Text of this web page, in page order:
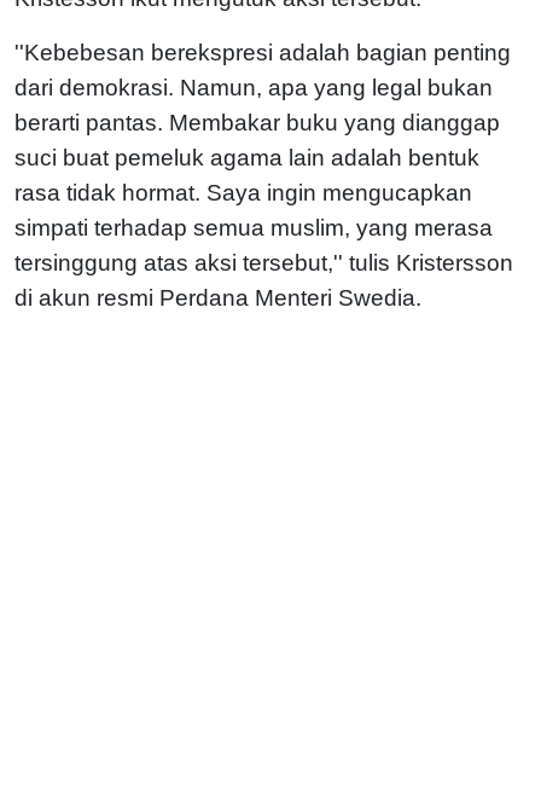
''Kebebesan berekspresi adalah bagian penting
dari demokrasi. Namun, apa yang legal bukan
berarti pantas. Membakar buku yang dianggap
suci buat pemeluk agama lain adalah bentuk
rasa tidak hormat. Saya ingin mengucapkan
simpati terhadap semua muslim, yang merasa
tersinggung atas aksi tersebut,'' tulis Kristersson
di akun resmi Perdana Menteri Swedia.